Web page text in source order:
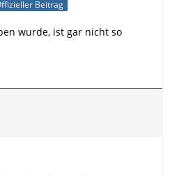
Beitrag
wurde, ist gar nicht so